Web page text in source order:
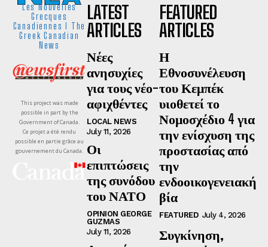
Les Nouvelles
Grecques
Canadiennes I The
Greek Canadian
News
This project was made
possible in part by the
Government of Canada.
Ce projet a été rendu
possible en partie grâce au
gouvernement du Canada.
LATEST
ARTICLES
Νέες
ανησυχίες
για τους νέο-
αφιχθέντες
LOCAL NEWS
July 11, 2026
Οι
επιπτώσεις
της συνόδου
του ΝΑΤΟ
OPINION GEORGE
GUZMAS
July 11, 2026
FEATURED
ARTICLES
Η
Εθνοσυνέλευση
του Κεμπέκ
υιοθετεί το
Νομοσχέδιο 4 για
την ενίσχυση της
προστασίας από
την
ενδοοικογενειακή
βία
FEATURED July 4, 2026
Συγκίνηση,